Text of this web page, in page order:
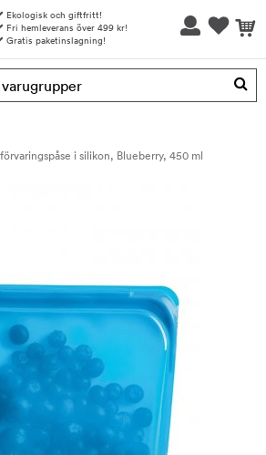
Ekologisk och giftfritt!
Fri hemleverans över 499 kr!
Gratis paketinslagning!
har blivit tillagd i varukorgen
i silikon, Blueberry, 450 ml